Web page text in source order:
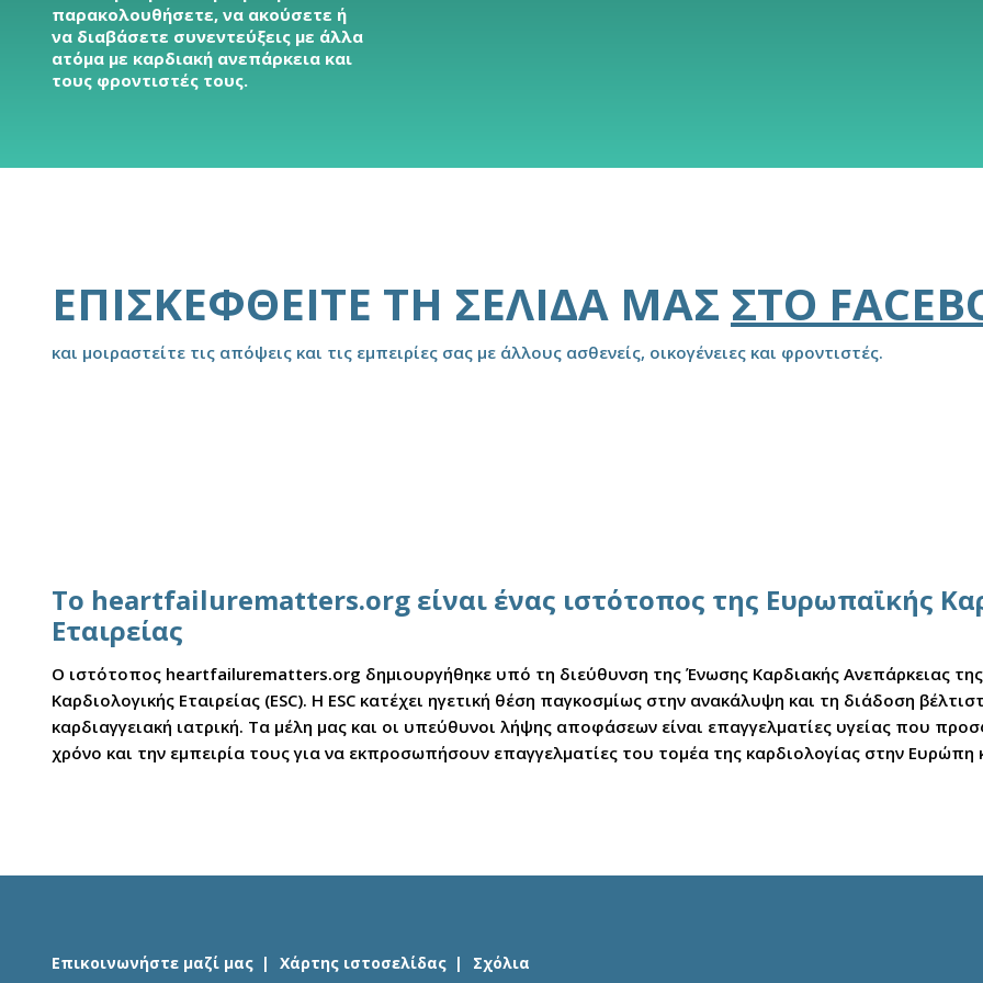
παρακολουθήσετε, να ακούσετε ή
να διαβάσετε συνεντεύξεις με άλλα
ατόμα με καρδιακή ανεπάρκεια και
τους φροντιστές τους.
ΕΠΙΣΚΕΦΘΕΊΤΕ ΤΗ ΣΕΛΊΔΑ ΜΑΣ ΣΤΟ
και μοιραστείτε τις απόψεις και τις εμπειρίες σας με άλλους ασθενείς, οικογένειες και φροντιστές.
Το heartfailurematters.org είναι ένας ιστότοπος της Ευρωπαϊκής
Εταιρείας
Ο ιστότοπος heartfailurematters.org δημιουργήθηκε υπό τη διεύθυνση της Ένωσης Καρδιακής Ανεπάρκειας
Καρδιολογικής Εταιρείας (ESC). Η ESC κατέχει ηγετική θέση παγκοσμίως στην ανακάλυψη και τη διάδοση
καρδιαγγειακή ιατρική. Τα μέλη μας και οι υπεύθυνοι λήψης αποφάσεων είναι επαγγελματίες υγείας που
χρόνο και την εμπειρία τους για να εκπροσωπήσουν επαγγελματίες του τομέα της καρδιολογίας στην
Επικοινωνήστε μαζί μας Χάρτης ιστοσελίδας Σχόλια